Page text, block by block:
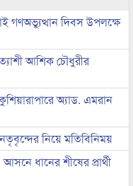
গণঅভ্যুত্থান দিবস উপলক্ষে
আশিক চৌধুরীর
অ্যাড. এমরান
নিয়ে মতিবিনিময়
ধানের শীষের প্রার্থী